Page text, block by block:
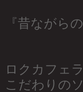
『昔ながら
ロクカフェ
こだわりの